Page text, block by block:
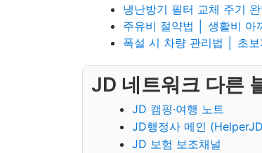
냉난방기 필터 교체 주기
주유비 절약법 │ 생활비 아
폭설 시 차량 관리법 │ 초
JD 네트워크 다른
JD 캠핑·여행 노트
JD행정사 메인
JD 보험 보조채널